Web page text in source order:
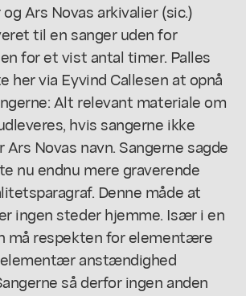
Ars Novas arkivalier (sic.)
til en sanger uden for
for et vist antal timer. Palles
her via Eyvind Callesen at opnå
Alt relevant materiale om
hvis sangerne ikke
Novas navn. Sangerne sagde
nu endnu mere graverende
Denne måde at
ingen steder hjemme. Især i en
må respekten for elementære
anstændighed
så derfor ingen anden